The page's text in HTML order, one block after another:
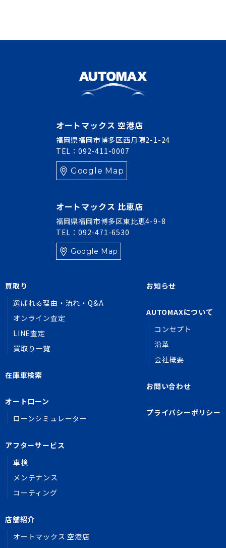
オートマックス 空港店
福岡県福岡市博多区西月隈2-1-24
TEL：092-411-0007
Google Map
オートマックス 比恵店
福岡県福岡市博多区東比恵4-9-8
TEL：092-471-6530
Google Map
買取り
選ばれる理由・流れ・Q&A
オンライン査定
LINE査定
買取り一覧
在庫車検索
オートローン
ローンシミュレーター
アフターサービス
車検
メンテナンス
コーティング
店舗紹介
オートマックス 空港店
お知らせ
AUTOMAXについて
コンセプト
沿革
会社概要
お問い合わせ
プライバシーポリシー